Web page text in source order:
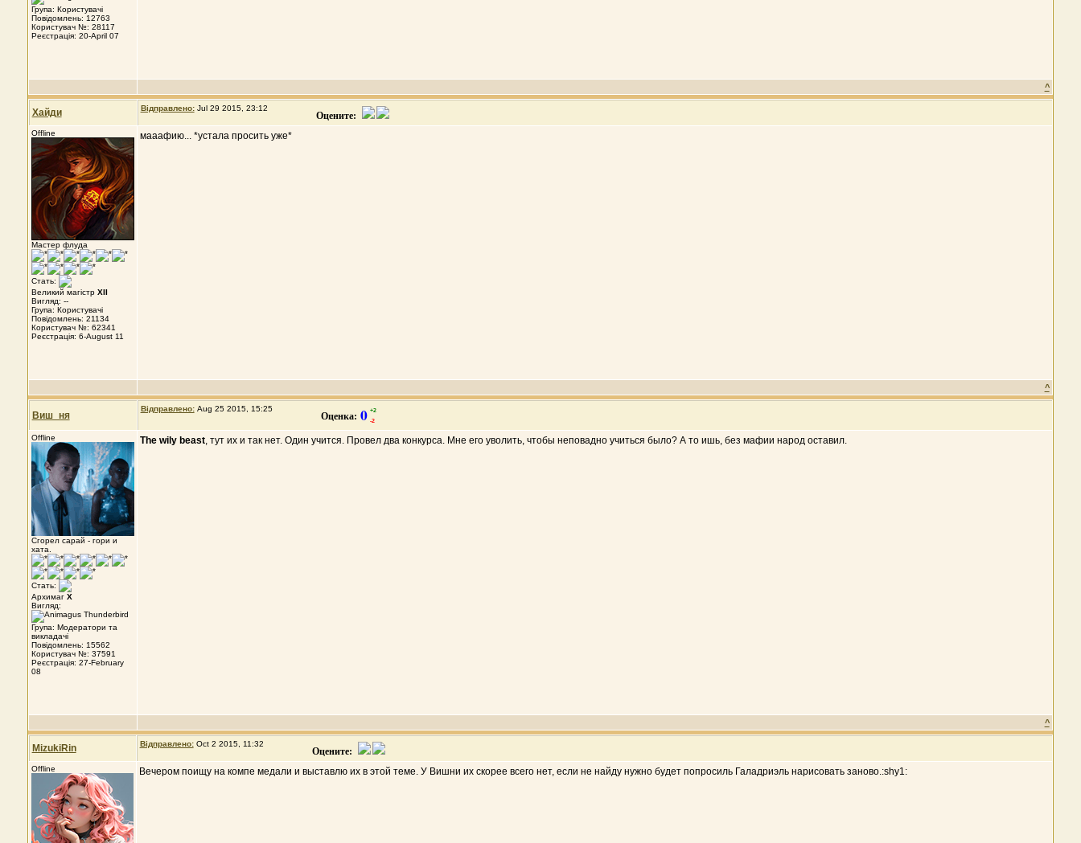
Група: Користувачі
Повідомлень: 12763
Користувач №: 28117
Реєстрація: 20-April 07
^
Хайди Відправлено: Jul 29 2015, 23:12
Оцените:
Offline
Мастер флуда
Стать:
Великий магістр XII
Вигляд: --
Група: Користувачі
Повідомлень: 21134
Користувач №: 62341
Реєстрація: 6-August 11
мааафию... *устала просить уже*
^
Виш_ня
Відправлено: Aug 25 2015, 15:25
Оценка: 0 +2
-2
Offline
Сгорел сарай - гори и
хата.
Стать:
Архимаг X
Вигляд:
Група: Модератори та
викладачі
Повідомлень: 15562
Користувач №: 37591
Реєстрація: 27-February
08
The wily beast, тут их и так нет. Один учится. Провел два конкурса. Мне его уволить, чтобы неповадно учиться было? А то ишь, без мафии народ оставил.
^
MizukiRin Відправлено: Oct 2 2015, 11:32
Оцените:
Offline Вечером поищу на компе медали и выставлю их в этой теме. У Вишни их скорее всего нет, если не найду нужно будет попросиль Галадриэль нарисовать заново.:shy1: